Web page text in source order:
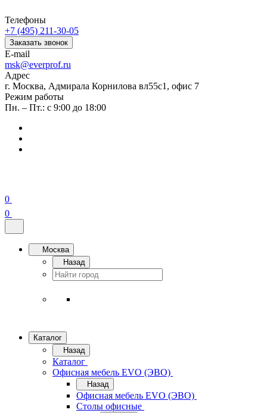
Телефоны
+7 (495) 211-30-05
Заказать звонок
E-mail
msk@everprof.ru
Адрес
г. Москва, Адмирала Корнилова вл55с1, офис 7
Режим работы
Пн. – Пт.: с 9:00 до 18:00
0
0
Москва
Назад
Каталог
Назад
Каталог
Офисная мебель EVO (ЭВО)
Назад
Офисная мебель EVO (ЭВО)
Cтолы офисные